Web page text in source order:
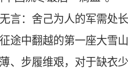
无言：舍己为人的军需处长
途中翻越的第一座大雪
、步履维艰，对于缺衣